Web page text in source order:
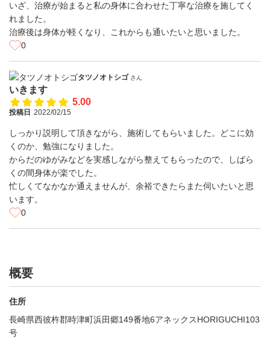
いざ、治療が始まると私の身体に合わせた丁寧な治療を施してく
れました。
治療後は身体が軽くなり、これからも通いたいと思いました。
0
タツノオトシゴ さん
いきます
5.00
投稿日 2022/02/15
しっかり説明して頂きながら、施術してもらいました。どこに効
くのか、勉強になりました。
からだのゆがみなどを実感しながら整えてもらったので、しばら
くの間身体が楽でした。
忙しくてなかなか通えませんが、余裕できたらまた伺いたいと思
います。
0
概要
住所
長崎県西彼杵郡時津町浜田郷149番地6アネックスHORIGUCHI103
号